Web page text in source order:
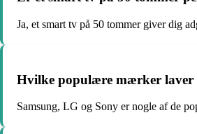
Ja, et smart tv på 50 tommer giver dig
Hvilke populære mærker laver
Samsung, LG og Sony er nogle af de